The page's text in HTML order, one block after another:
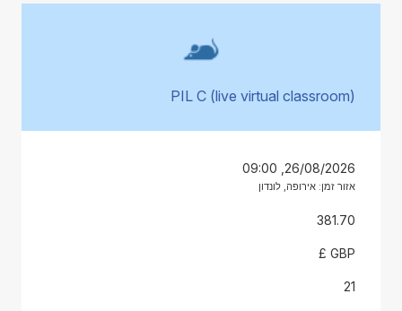
PIL C (live virtual classroom)
26/08/2026, 09:00
אזור זמן: אירופה, לונדון
381.70
GBP £